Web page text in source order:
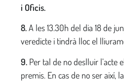
i Oficis.
8.A les 13.30h del dia 18 de
veredicte i tindrà lloc el
9. Per tal de no deslluir l’acte
premis. En cas de no ser així,